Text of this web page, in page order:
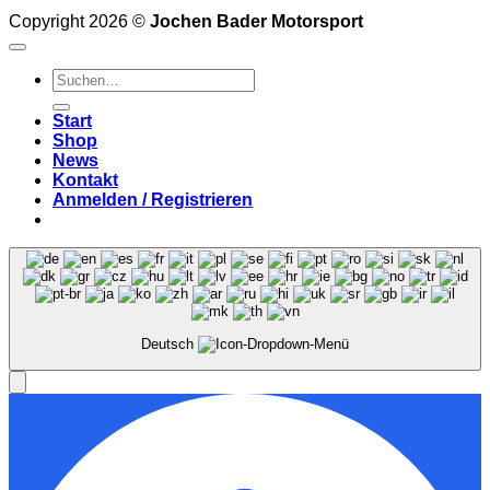
Copyright 2026 © Jochen Bader Motorsport
Suchen
nach:
Start
Shop
News
Kontakt
Anmelden / Registrieren
Deutsch